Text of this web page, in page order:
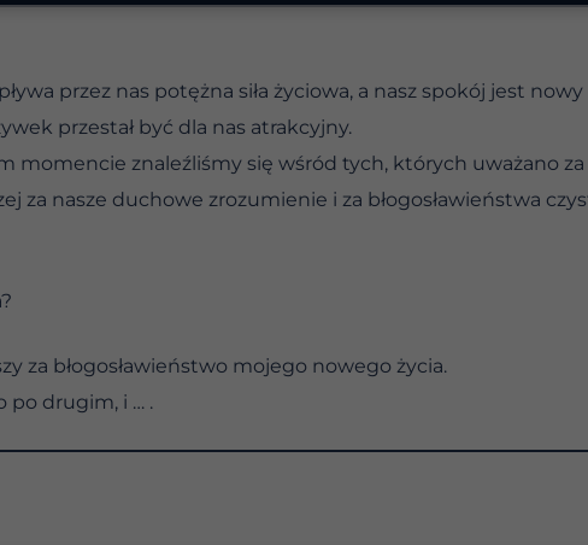
przez nas potężna siła życiowa, a nasz spokój jest nowy
przestał być dla nas atrakcyjny.
momencie znaleźliśmy się wśród tych, których uważano za
za nasze duchowe zrozumienie i za błogosławieństwa
za błogosławieństwo mojego nowego życia.
po drugim, i … .